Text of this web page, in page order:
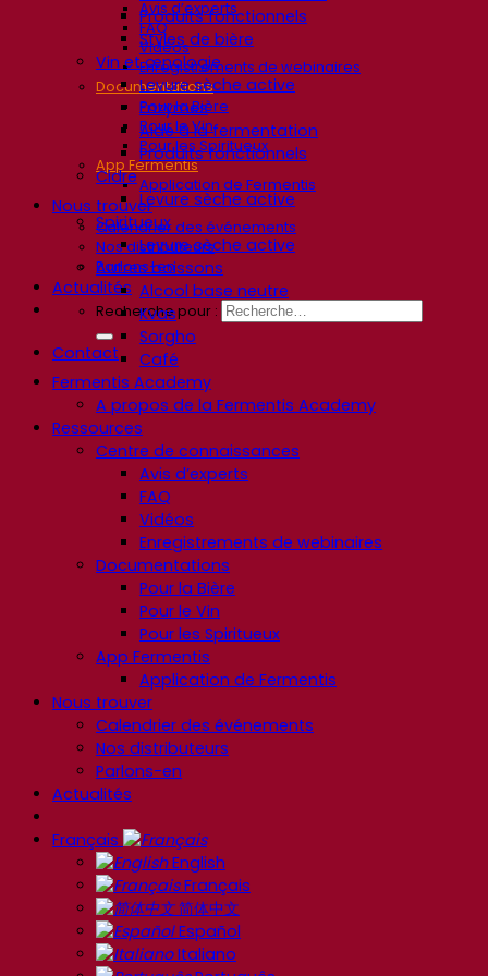
Avis d’experts
FAQ
Vidéos
Enregistrements de webinaires
Documentations
Pour la Bière
Pour le Vin
Pour les Spiritueux
App Fermentis
Application de Fermentis
Nous trouver
Calendrier des événements
Nos distributeurs
Parlons-en
Actualités
Recherche pour :
Contact
Produits fonctionnels
Styles de bière
Vin et œnologie
Levure sèche active
Enzymes
Aide à la fermentation
Produits fonctionnels
Cidre
Levure sèche active
Spiritueux
Levure sèche active
Autres boissons
Alcool base neutre
Kvas
Sorgho
Café
Fermentis Academy
A propos de la Fermentis Academy
Ressources
Centre de connaissances
Avis d’experts
FAQ
Vidéos
Enregistrements de webinaires
Documentations
Pour la Bière
Pour le Vin
Pour les Spiritueux
App Fermentis
Application de Fermentis
Nous trouver
Calendrier des événements
Nos distributeurs
Parlons-en
Actualités
Français
English
Français
简体中文
Español
Italiano